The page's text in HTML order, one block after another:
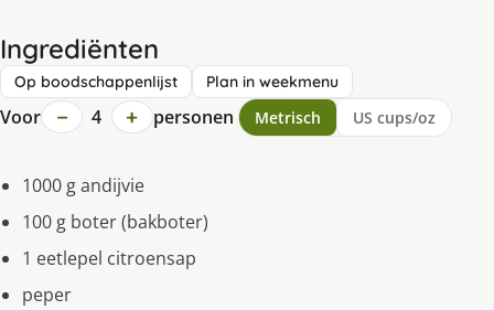
Ingrediënten
Op boodschappenlijst Plan in weekmenu
Voor − 4 + personen Metrisch US cups/oz
1000 g andijvie
100 g boter (bakboter)
1 eetlepel citroensap
peper